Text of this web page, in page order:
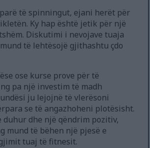
të spinningut, ejani herët për
Ky hap është jetik për një
Diskutimi i nevojave tuaja
të lehtësojë gjithashtu çdo
ose kurse prove për të
pa një investim të madh
ju lejojnë të vlerësoni
se të angazhoheni plotësisht.
duhur dhe një qëndrim pozitiv,
mund të bëhen një pjesë e
tuaj të fitnesit.